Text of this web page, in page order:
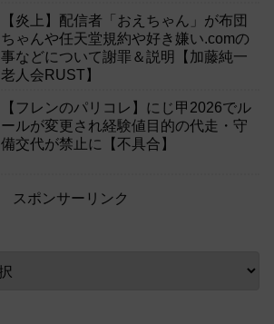
【炎上】配信者「おえちゃん」が布団
ちゃんや任天堂規約や好き嫌い.comの
事などについて謝罪＆説明【加藤純一
老人会RUST】
【フレンのパリコレ】にじ甲2026でル
ールが変更され経験値目的の代走・守
備交代が禁止に【不具合】
スポンサーリンク